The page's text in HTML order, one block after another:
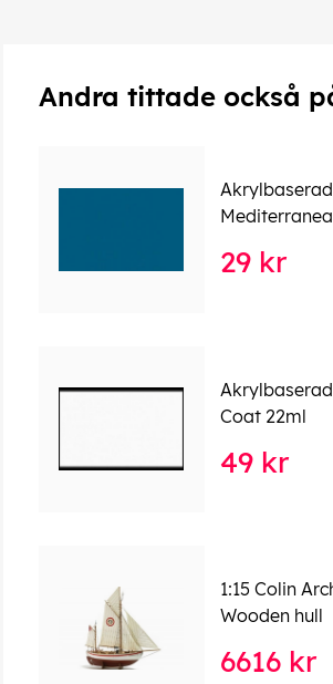
Andra tittade också
29 kr
Coat 22ml
49 kr
1:15 Colin
Wooden hull
6616 kr